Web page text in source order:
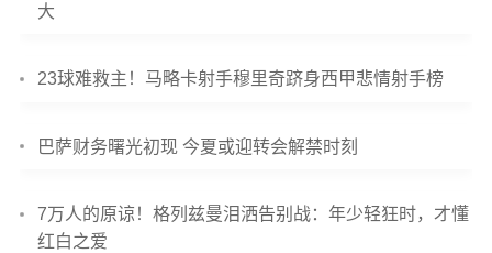
大
23球难救主！马略卡射手穆里奇跻身西甲悲情射手榜
巴萨财务曙光初现 今夏或迎转会解禁时刻
7万人的原谅！格列兹曼泪洒告别战：年少轻狂时，才懂
红白之爱